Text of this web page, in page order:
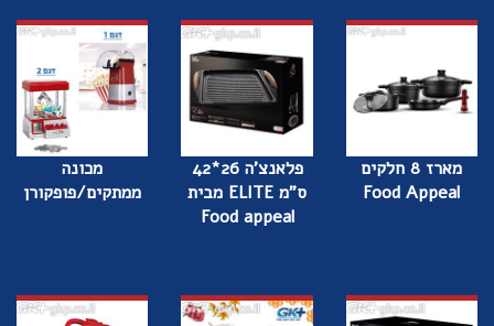
מארז 8 חלקים
Food Appeal
פלאנצ'ה 26*42
ס"מ ELITE מבית
Food appeal
מכונה
ממתקים/פופקורן